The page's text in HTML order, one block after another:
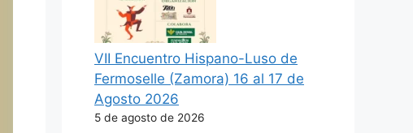
VII Encuentro Hispano-Luso de
Fermoselle (Zamora) 16 al 17 de
Agosto 2026
5 de agosto de 2026